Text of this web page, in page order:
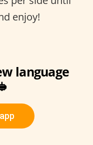
enjoy!
language